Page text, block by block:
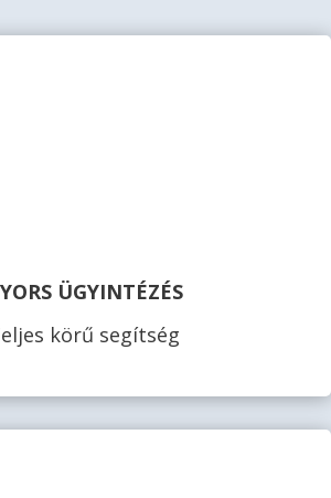
ÜGYINTÉZÉS
körű segítség